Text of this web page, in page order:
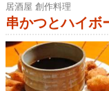
居酒屋 創作料理
串かつとハイボ